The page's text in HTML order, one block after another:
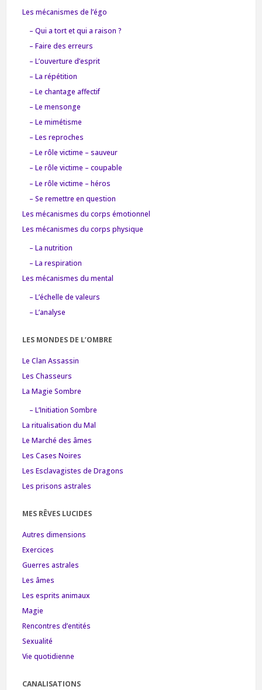
Les mécanismes de l’égo
– Qui a tort et qui a raison ?
– Faire des erreurs
– L’ouverture d’esprit
– La répétition
– Le chantage affectif
– Le mensonge
– Le mimétisme
– Les reproches
– Le rôle victime – sauveur
– Le rôle victime – coupable
– Le rôle victime – héros
– Se remettre en question
Les mécanismes du corps émotionnel
Les mécanismes du corps physique
– La nutrition
– La respiration
Les mécanismes du mental
– L’échelle de valeurs
– L’analyse
LES MONDES DE L’OMBRE
Le Clan Assassin
Les Chasseurs
La Magie Sombre
– L’Initiation Sombre
La ritualisation du Mal
Le Marché des âmes
Les Cases Noires
Les Esclavagistes de Dragons
Les prisons astrales
MES RÊVES LUCIDES
Autres dimensions
Exercices
Guerres astrales
Les âmes
Les esprits animaux
Magie
Rencontres d’entités
Sexualité
Vie quotidienne
CANALISATIONS